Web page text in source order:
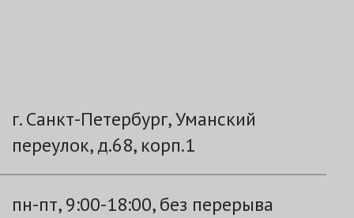
г. Санкт-Петербург, Уманский
переулок, д.68, корп.1
пн-пт, 9:00-18:00, без перерыва